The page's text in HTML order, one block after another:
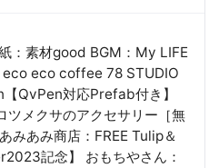
：素材good BGM：My LIFE
eco coffee 78 STUDIO
QvPen対応Prefab付き】
ツメクサのアクセサリー［無
みあみ商店：FREE Tulip＆
記念】 おもちやさん：